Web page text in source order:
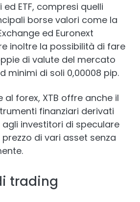
ETF, compresi quelli
borse valori come la
ed Euronext
inoltre la possibilità di fare
di valute del mercato
minimi di soli 0,00008 pip.
al forex, XTB offre anche il
finanziari derivati
investitori di speculare
di vari asset senza
trading